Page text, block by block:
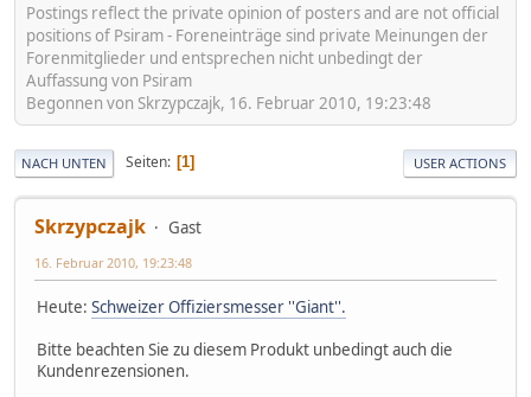
Postings reflect the private opinion of posters and are not official
positions of Psiram - Foreneinträge sind private Meinungen der
Forenmitglieder und entsprechen nicht unbedingt der
Auffassung von Psiram
Begonnen von Skrzypczajk, 16. Februar 2010, 19:23:48
NACH UNTEN Seiten 1 USER ACTIONS
Skrzypczajk Gast
16. Februar 2010, 19:23:48
Heute: Schweizer Offiziersmesser ''Giant''.
Bitte beachten Sie zu diesem Produkt unbedingt auch die
Kundenrezensionen.